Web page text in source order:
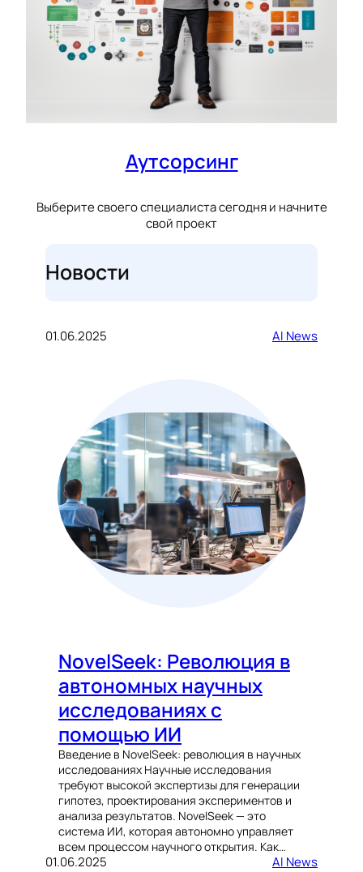
Аутсорсинг
Выберите своего специалиста сегодня и начните
свой проект
Новости
01.06.2025 AI News
NovelSeek: Революция в
автономных научных
исследованиях с
помощью ИИ
Введение в NovelSeek: революция в научных
исследованиях Научные исследования
требуют высокой экспертизы для генерации
гипотез, проектирования экспериментов и
анализа результатов. NovelSeek — это
система ИИ, которая автономно управляет
всем процессом научного открытия. Как…
01.06.2025 AI News